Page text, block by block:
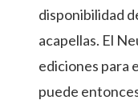
disponibilidad
acapellas. El
ediciones para
puede